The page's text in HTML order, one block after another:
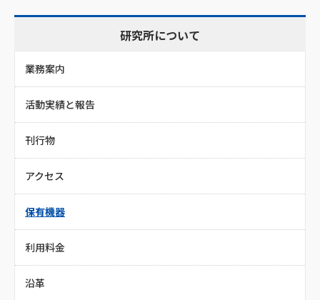
研究所について
業務案内
活動実績と報告
刊行物
アクセス
保有機器
利用料金
沿革